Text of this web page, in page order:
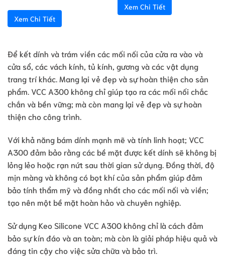
Xem Chi Tiết
Xem Chi Tiết
Để kết dính và trám viền các mối nối của cửa ra vào và
cửa sổ, các vách kính, tủ kính, gương và các vật dụng
trang trí khác. Mang lại vẻ đẹp và sự hoàn thiện cho sản
phẩm. VCC A300 không chỉ giúp tạo ra các mối nối chắc
chắn và bền vững; mà còn mang lại vẻ đẹp và sự hoàn
thiện cho công trình.
Với khả năng bám dính mạnh mẽ và tính linh hoạt; VCC
A300 đảm bảo rằng các bề mặt được kết dính sẽ không bị
lỏng lẻo hoặc rạn nứt sau thời gian sử dụng. Đồng thời, độ
mịn màng và không có bọt khí của sản phẩm giúp đảm
bảo tính thẩm mỹ và đồng nhất cho các mối nối và viền;
tạo nên một bề mặt hoàn hảo và chuyên nghiệp.
Sử dụng Keo Silicone VCC A300 không chỉ là cách đảm
bảo sự kín đáo và an toàn; mà còn là giải pháp hiệu quả và
đáng tin cậy cho việc sửa chữa và bảo trì.